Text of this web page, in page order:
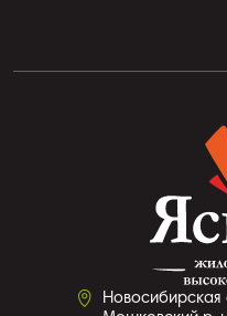
Новосибирская